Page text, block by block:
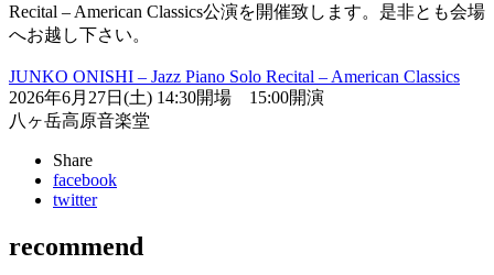
Recital – American Classics公演を開催致します。是非とも会場
へお越し下さい。
JUNKO ONISHI – Jazz Piano Solo Recital – American Classics
2026年6月27日(土) 14:30開場 15:00開演
八ヶ岳高原音楽堂
Share
facebook
twitter
recommend